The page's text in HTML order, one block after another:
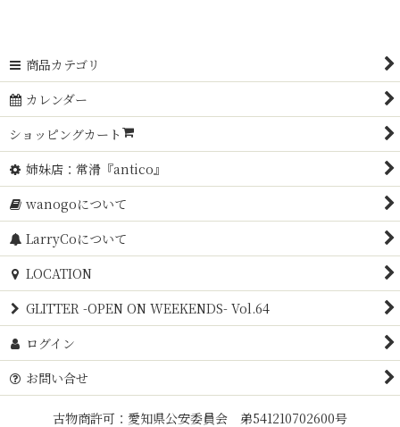
商品カテゴリ
カレンダー
ショッピングカート
姉妹店：常滑『antico』
wanogoについて
LarryCoについて
LOCATION
GLITTER -OPEN ON WEEKENDS- Vol.64
ログイン
お問い合せ
古物商許可：愛知県公安委員会 弟541210702600号